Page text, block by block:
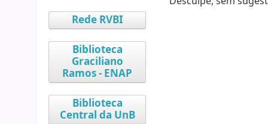
Rede RVBI
Biblioteca
Graciliano
Ramos - ENAP
Biblioteca
Central da UnB